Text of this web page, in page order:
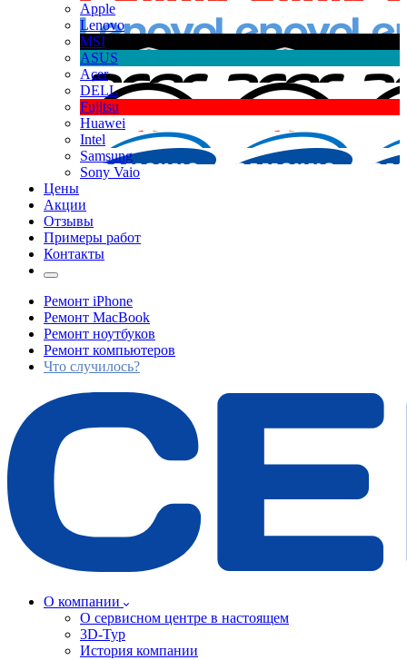
Apple
Lenovo
MSI
ASUS
Acer
DELL
Fujitsu
Huawei
Intel
Samsung
Sony Vaio
Цены
Акции
Отзывы
Примеры работ
Контакты
Ремонт iPhone
Ремонт MacBook
Ремонт ноутбуков
Ремонт компьютеров
Что случилось?
О компании
О сервисном центре в настоящем
3D-Тур
История компании